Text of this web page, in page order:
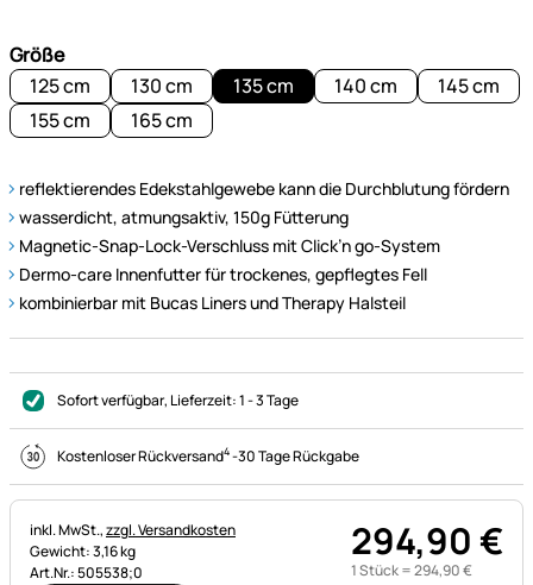
Größe
125 cm
130 cm 135 cm 140 cm
145 cm
155 cm
165 cm
reflektierendes Edekstahlgewebe kann die Durchblutung fördern
wasserdicht, atmungsaktiv, 150g Fütterung
Magnetic-Snap-Lock-Verschluss mit Click’n go-System
Dermo-care Innenfutter für trockenes, gepflegtes Fell
kombinierbar mit Bucas Liners und Therapy Halsteil
Sofort verfügbar, Lieferzeit:1 - 3 Tage
Kostenloser Rückversand4-30 Tage Rückgabe
Steuerhinweis:
inkl. MwSt.,zzgl. Versandkosten
Gewicht: 3,16 kg
Art.Nr.: 505538;0
294,90€
1 Stück =294,90€